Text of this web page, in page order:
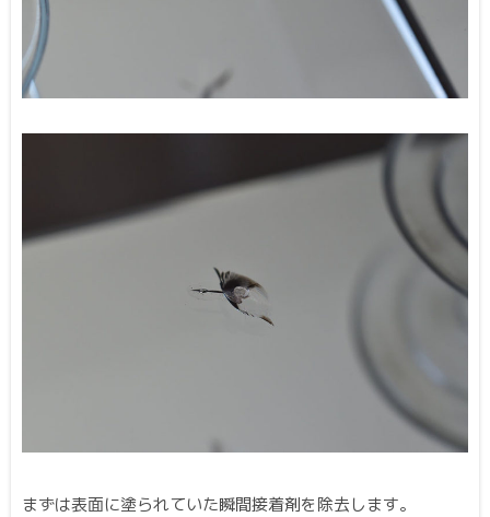
まずは表面に塗られていた瞬間接着剤を除去します。